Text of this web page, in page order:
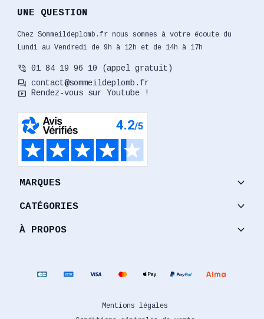
UNE QUESTION
Chez Sommeildeplomb.fr nous sommes à votre écoute du
Lundi au Vendredi de 9h à 12h et de 14h à 17h
phone_in_talk 01 84 19 96 10 (appel gratuit)
forum contact@sommeildeplomb.fr
smart_display Rendez-vous sur Youtube !
MARQUES keyboard_arrow_down
CATÉGORIES keyboard_arrow_down
À PROPOS keyboard_arrow_down
Mentions légales